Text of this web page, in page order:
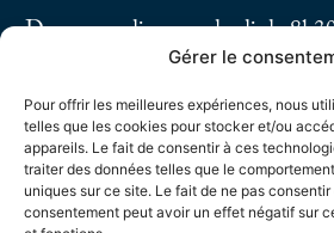
Gérer le
Pour offrir les meilleures expériences, nous
telles que les cookies pour stocker et/ou
appareils. Le fait de consentir à ces
traiter des données telles que le
uniques sur ce site. Le fait de ne pas consentir
consentement peut avoir un effet négatif sur
Du mercredi au vendredi de
Le samedi de 9h